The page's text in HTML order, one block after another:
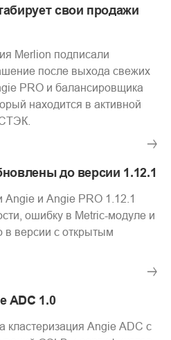
свои продажи
Merlion подписали
после выхода свежих
PRO и балансировщика
находится в активной
до версии 1.12.1
и Angie PRO 1.12.1
ошибку в Metric-модуле и
в версии с открытым
ADC 1.0
кластеризация Angie ADC с